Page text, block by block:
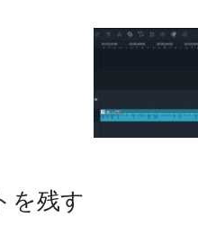
を残す